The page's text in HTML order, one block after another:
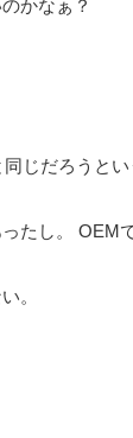
かなぁ？
じだろうとい
たし。 OEM
。